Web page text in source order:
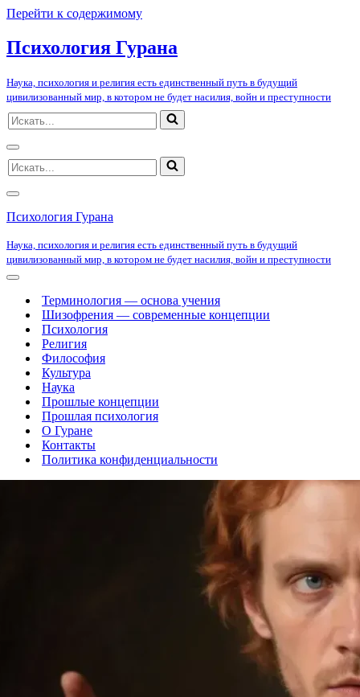
Перейти к содержимому
Психология Гурана
Наука, психология и религия есть единственный путь в будущий
цивилизованный мир, в котором не будет насилия, войн и преступности
Искать...
Меню
навигации
Искать...
Меню
навигации
Психология Гурана
Наука, психология и религия есть единственный путь в будущий
цивилизованный мир, в котором не будет насилия, войн и преступности
Меню
навигацииТерминология — основа учения
Шизофрения — современные концепции
Психология
Религия
Философия
Культура
Наука
Прошлые концепции
Прошлая психология
О Гуране
Контакты
Политика конфиденциальности